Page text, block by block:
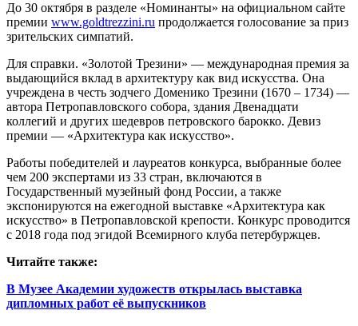
До 30 октября в разделе «Номинанты» на официальном сайте
премии www.goldtrezzini.ru продолжается голосование за приз
зрительских симпатий.
Для справки. «Золотой Трезини» — международная премия за
выдающийся вклад в архитектуру как вид искусства. Она
учреждена в честь зодчего Доменико Трезини (1670 – 1734) —
автора Петропавловского собора, здания Двенадцати
коллегий и других шедевров петровского барокко. Девиз
премии — «Архитектура как искусство».
Работы победителей и лауреатов конкурса, выбранные более
чем 200 экспертами из 33 стран, включаются в
Государственный музейный фонд России, а также
экспонируются на ежегодной выставке «Архитектура как
искусство» в Пет­ропавловской крепости. Конкурс проводится
с 2018 года под эгидой Всемирного клуба петербуржцев.
Читайте также:
В Музее Академии художеств открылась выставка
дипломных работ её выпускников